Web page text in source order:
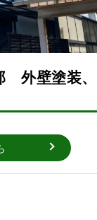
外壁塗装